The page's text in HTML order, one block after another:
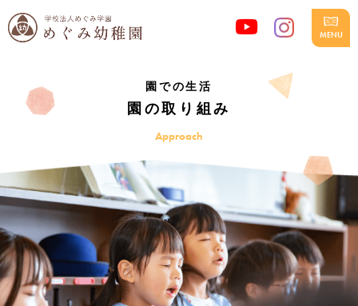
園での生活
園の取り組み
Approach